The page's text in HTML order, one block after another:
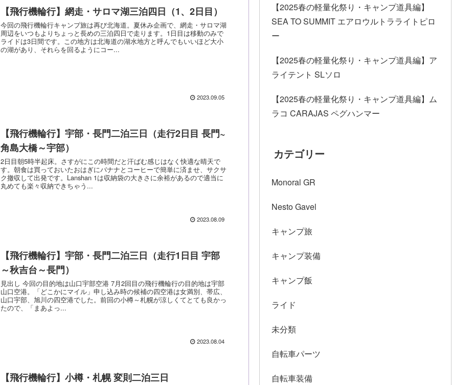
【飛行機輪行】網走・サロマ湖三泊四日（1、2日目）
今回の飛行機輪行キャンプ旅は再び北海道。夏休み企画で、網走・サロマ湖
周辺をいつもよりちょっと長めの三泊四日で走ります。1日目は移動のみで
ライドは3日間です。この地方は北海道の湖水地方と呼んでもいいほど大小
の湖があり、それらを回るようにコー...
2023.09.05
【飛行機輪行】宇部・長門二泊三日（走行2日目 長門~
角島大橋～宇部）
2日目朝5時半起床。さすがにこの時間だと汗ばむ感じはなく快適な晴天で
す。朝食は買っておいたおはぎにバナナとコーヒーで簡単に済ませ、サクサ
ク撤収して出発です。Lanshan 1は収納袋の大きさに余裕があるので適当に
丸めても楽々収納できちゃう...
2023.08.09
【飛行機輪行】宇部・長門二泊三日（走行1日目 宇部
～秋吉台～長門）
見出し 今回の目的地は山口宇部空港 7月2回目の飛行機輪行の目的地は宇部
山口空港。「どこかにマイル」申し込み時の候補の四空港は女満別、帯広、
山口宇部、旭川の四空港でした。前回の小樽～札幌が涼しくてとても良かっ
たので、「まあよっ...
2023.08.04
【飛行機輪行】小樽・札幌 変則二泊三日
【2025春の軽量化祭り・キャンプ道具編】
SEA TO SUMMIT エアロウルトラライトピロ
ー
【2025春の軽量化祭り・キャンプ道具編】ア
ライテント SLソロ
【2025春の軽量化祭り・キャンプ道具編】ム
ラコ CARAJAS ペグハンマー
カテゴリー
Monoral GR
Nesto Gavel
キャンプ旅
キャンプ装備
キャンプ飯
ライド
未分類
自転車パーツ
自転車装備